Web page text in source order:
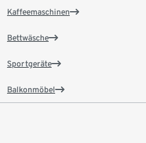
Kaffeemaschinen
Bettwäsche
Sportgeräte
Balkonmöbel